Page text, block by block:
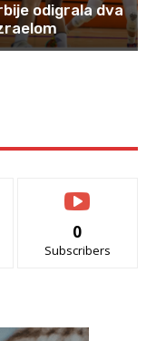
odigrala dva
0
Subscribers